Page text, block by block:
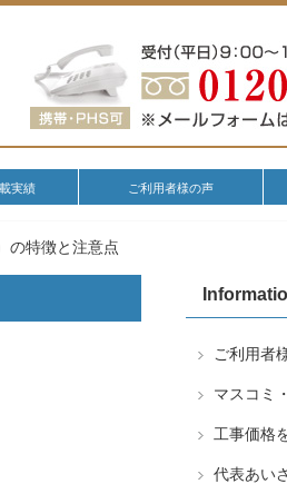
実績 ご利用者様の声
の特徴と注意点
ご利用者
マスコミ
工事価格
代表あい